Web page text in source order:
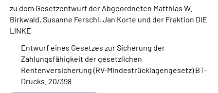
zu dem Gesetzentwurf der Abgeordneten Matthias W.
Birkwald, Susanne Ferschl, Jan Korte und der Fraktion DIE
LINKE
Entwurf eines Gesetzes zur Sicherung der
Zahlungsfähigkeit der gesetzlichen
Rentenversicherung (RV-Mindestrücklagengesetz) BT-
Drucks. 20/398